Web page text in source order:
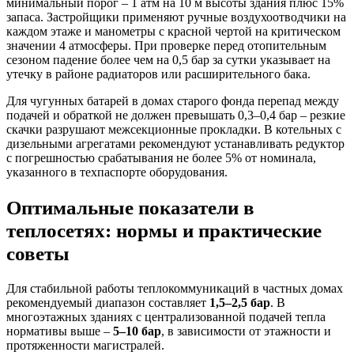
запаса. Застройщики применяют ручные воздухоотводчики на
каждом этаже и манометры с красной чертой на критическом
значении 4 атмосферы. При проверке перед отопительным
сезоном падение более чем на 0,5 бар за сутки указывает на
утечку в районе радиаторов или расширительного бака.
Для чугунных батарей в домах старого фонда перепад между
подачей и обраткой не должен превышать 0,3–0,4 бар – резкие
скачки разрушают межсекционные прокладки. В котельных с
дизельными агрегатами рекомендуют устанавливать редуктор
с погрешностью срабатывания не более 5% от номинала,
указанного в техпаспорте оборудования.
Оптимальные показатели в
теплосетях: нормы и практические
советы
Для стабильной работы теплокоммуникаций в частных домах
рекомендуемый диапазон составляет 1,5–2,5 бар. В
многоэтажных зданиях с централизованной подачей тепла
нормативы выше – 5–10 бар, в зависимости от этажности и
протяженности магистралей.